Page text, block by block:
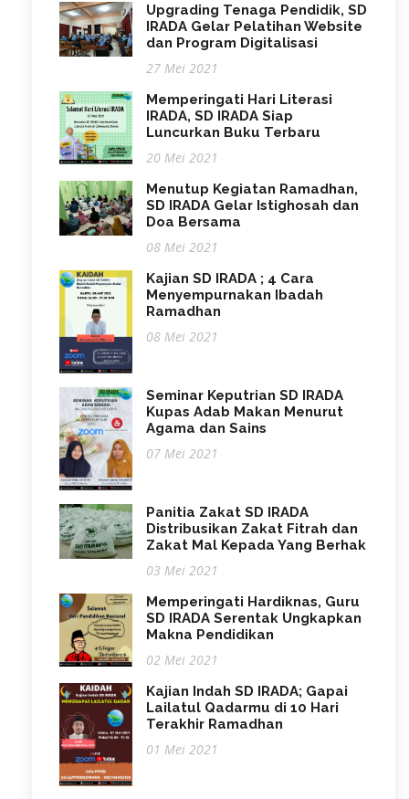
Upgrading Tenaga Pendidik, SD
IRADA Gelar Pelatihan Website
dan Program Digitalisasi
27 Mei 2021
Memperingati Hari Literasi
IRADA, SD IRADA Siap
Luncurkan Buku Terbaru
20 Mei 2021
Menutup Kegiatan Ramadhan,
SD IRADA Gelar Istighosah dan
Doa Bersama
08 Mei 2021
Kajian SD IRADA ; 4 Cara
Menyempurnakan Ibadah
Ramadhan
08 Mei 2021
Seminar Keputrian SD IRADA
Kupas Adab Makan Menurut
Agama dan Sains
07 Mei 2021
Panitia Zakat SD IRADA
Distribusikan Zakat Fitrah dan
Zakat Mal Kepada Yang Berhak
03 Mei 2021
Memperingati Hardiknas, Guru
SD IRADA Serentak Ungkapkan
Makna Pendidikan
02 Mei 2021
Kajian Indah SD IRADA; Gapai
Lailatul Qadarmu di 10 Hari
Terakhir Ramadhan
01 Mei 2021